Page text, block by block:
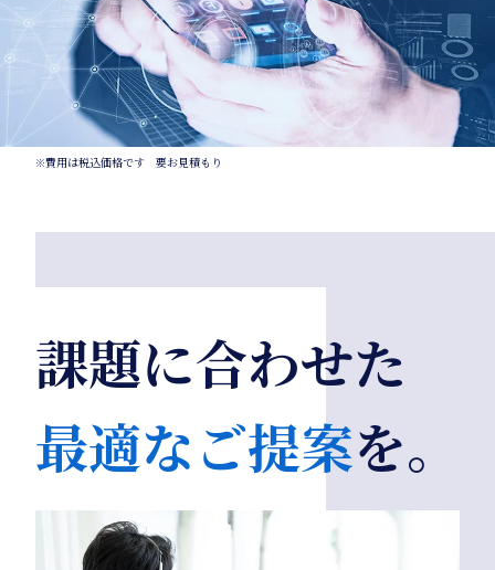
※費用は税込価格です 要お見積もり
課題に合わせた
最適なご提案を。